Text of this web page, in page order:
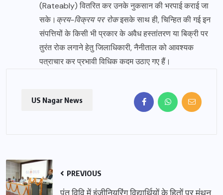
(Rateably) वितरित कर उनके नुकसान की भरपाई कराई जा
सके। क्रय-विक्रय पर रोकइसके साथ ही, चिन्हित की गई इन
संपत्तियों के किसी भी प्रकार के अवैध हस्तांतरण या बिक्री पर
तुरंत रोक लगाने हेतु जिलाधिकारी, नैनीताल को आवश्यक
पत्राचार कर प्रभावी विधिक कदम उठाए गए हैं।
US Nagar News
PREVIOUS
पंत विवि में इंजीनियरिंग विद्यार्थियों के हितों पर मंथन